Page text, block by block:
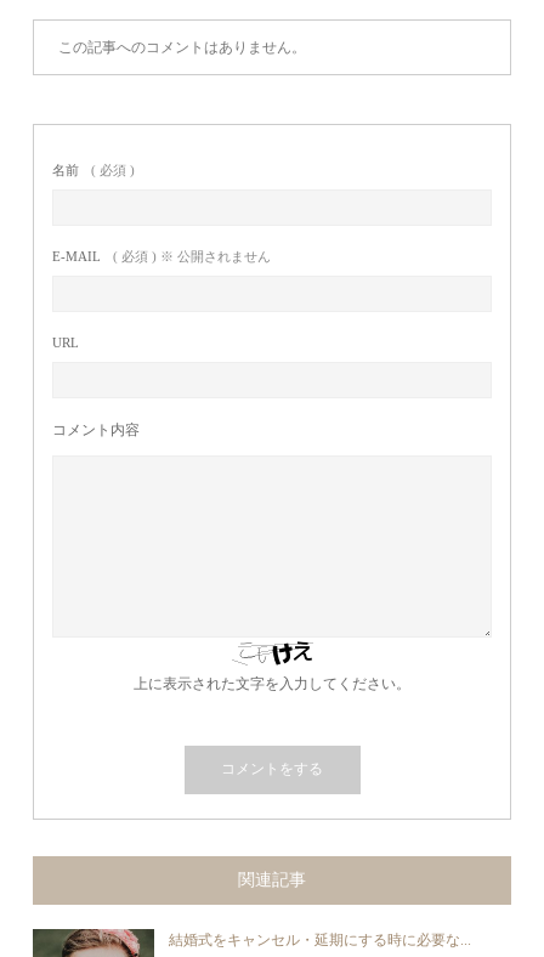
この記事へのコメントはありません。
名前 ( 必須 )
E-MAIL ( 必須 ) ※ 公開されません
URL
コメント内容
上に表示された文字を入力してください。
関連記事
結婚式をキャンセル・延期にする時に必要な...